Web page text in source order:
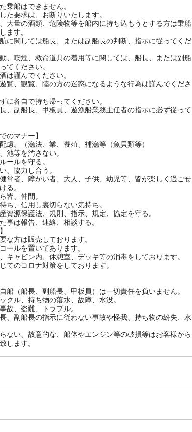
乗船はできません。
た要求は、お断りいたします。
大量の酒類、危険物等を船内に持ち込もうとする方は乗船
ます。
に関しては船長、または副船長の判断、指示に従ってくだ
、喫煙、救命道具の着用等に関しては、船長、または副船
てください。
は謹んでください。
覧、観覧、陸の方の迷惑になるような行為は謹んでくださ
に各自で持ち帰ってください。
、副船長、甲板員、遊漁船業務主任者の指示に必ず従って
のマナー】
慮。（漁法、業、養殖、補漁等（魚貝類等）
池等を汚さない。
ールを守る。
、協力し合う。
常者、障がい者、大人、子供、幼児等、皆が楽しく過ごせ
る。
皆、仲間。
ち、信用し裏切らない気持ち。
資源保護法、規則、指示、規定、協定を守る。
事は報告、連絡、相談する。
な方は販売しております。
ールを置いてあります。
キャビン内、休憩室、デッキ等の消毒をしております。
てのコロナ対策をしております。
船（船長、副船長、甲板員）は一切責任を負いません。
クル、持ち物の落水、故障、水没。
故、盗難、トラブル。
、副船長の指示に従わない事故や怪我、持ち物の紛失、水
ない、故意的な、船体やエンジン等の破損等はお客様から
します。